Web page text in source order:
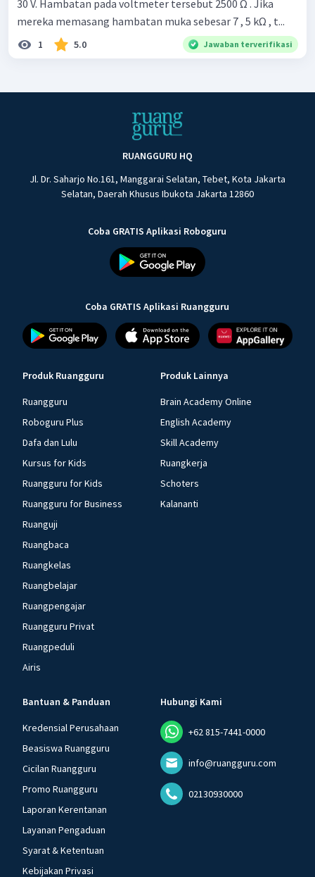
30 V. Hambatan pada voltmeter tersebut 2500 Ω . Jika
mereka memasang hambatan muka sebesar 7 , 5 kΩ , t...
1 5.0 Jawaban terverifikasi
RUANGGURU HQ
Jl. Dr. Saharjo No.161, Manggarai Selatan, Tebet, Kota Jakarta
Selatan, Daerah Khusus Ibukota Jakarta 12860
Coba GRATIS Aplikasi Roboguru
Coba GRATIS Aplikasi Ruangguru
Produk Ruangguru
Ruangguru
Roboguru Plus
Dafa dan Lulu
Kursus for Kids
Ruangguru for Kids
Ruangguru for Business
Ruanguji
Ruangbaca
Ruangkelas
Ruangbelajar
Ruangpengajar
Ruangguru Privat
Ruangpeduli
Airis
Produk Lainnya
Brain Academy Online
English Academy
Skill Academy
Ruangkerja
Schoters
Kalananti
Bantuan & Panduan
Kredensial Perusahaan
Beasiswa Ruangguru
Cicilan Ruangguru
Promo Ruangguru
Laporan Kerentanan
Layanan Pengaduan
Syarat & Ketentuan
Kebijakan Privasi
Hubungi Kami
+62 815-7441-0000
info@ruangguru.com
02130930000